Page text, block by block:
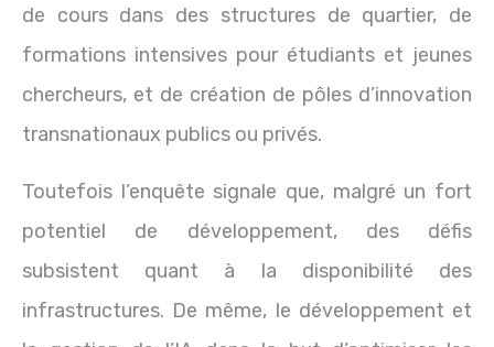
de cours dans des structures de quartier, de
formations intensives pour étudiants et jeunes
chercheurs, et de création de pôles d’innovation
transnationaux publics ou privés.
Toutefois l’enquête signale que, malgré un fort
potentiel de développement, des défis
subsistent quant à la disponibilité des
infrastructures. De même, le développement et